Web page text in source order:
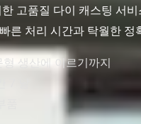
고품질 다이 캐스팅 서
른 처리 시간과 탁월한 정
생산에 이르기까지